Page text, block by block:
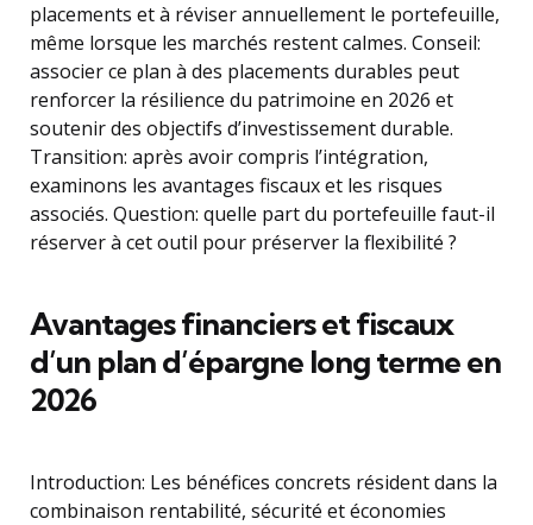
placements et à réviser annuellement le portefeuille,
même lorsque les marchés restent calmes. Conseil:
associer ce plan à des placements durables peut
renforcer la résilience du patrimoine en 2026 et
soutenir des objectifs d’investissement durable.
Transition: après avoir compris l’intégration,
examinons les avantages fiscaux et les risques
associés. Question: quelle part du portefeuille faut-il
réserver à cet outil pour préserver la flexibilité ?
Avantages financiers et fiscaux
d’un plan d’épargne long terme en
2026
Introduction: Les bénéfices concrets résident dans la
combinaison rentabilité, sécurité et économies